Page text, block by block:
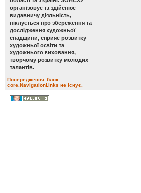
організовує та здійснює
видавничу діяльність,
піклується про збереження та
дослідження художньої
спадщини, сприяє розвитку
художньої освіти та
художнього виховання,
творчому розвитку молодих
талантів.
Попередження: блок
core.NavigationLinks не існує.